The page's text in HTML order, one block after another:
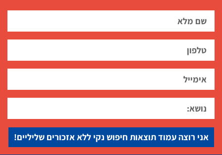
אני רוצה עמוד תוצאות חיפוש נקי ללא אזכורים שליליים!